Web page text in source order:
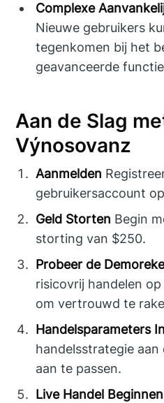
Complexe
Nieuwe gebruikers
tegenkomen bij het
geavanceerde
Aan de Slag
Výnosovanz
Aanmelden
gebruikersaccount op
Geld Storten Begin
storting van $250.
Probeer de
risicovrij handelen op
om vertrouwd te
Handelsparameters
handelsstrategie
aan te passen.
Live Handel Beginnen